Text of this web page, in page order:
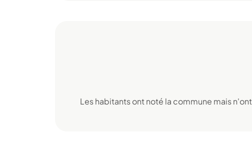
Les habitants ont noté la commune mais